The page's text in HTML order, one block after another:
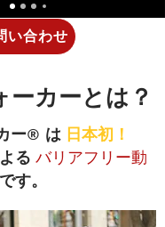
い合わせ
ーカーとは？
ー® は 日本初！
る バリアフリー動
です。